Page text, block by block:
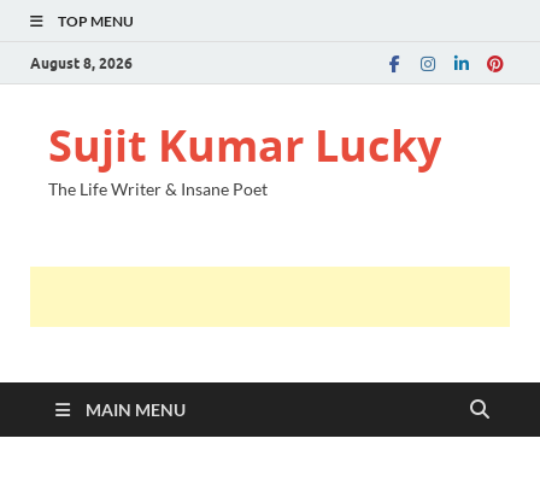
TOP MENU
August 8, 2026
Sujit Kumar Lucky
The Life Writer & Insane Poet
MAIN MENU